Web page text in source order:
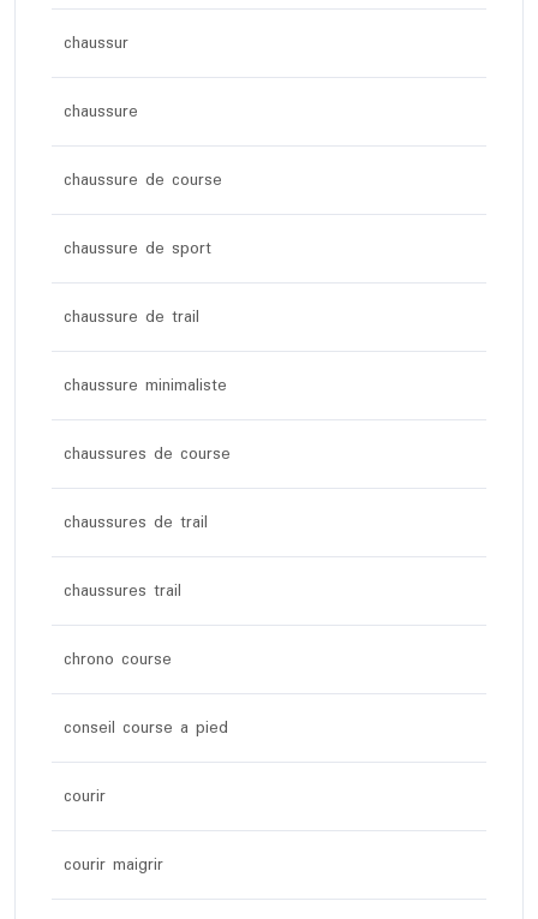
chaussur
chaussure
chaussure de course
chaussure de sport
chaussure de trail
chaussure minimaliste
chaussures de course
chaussures de trail
chaussures trail
chrono course
conseil course a pied
courir
courir maigrir